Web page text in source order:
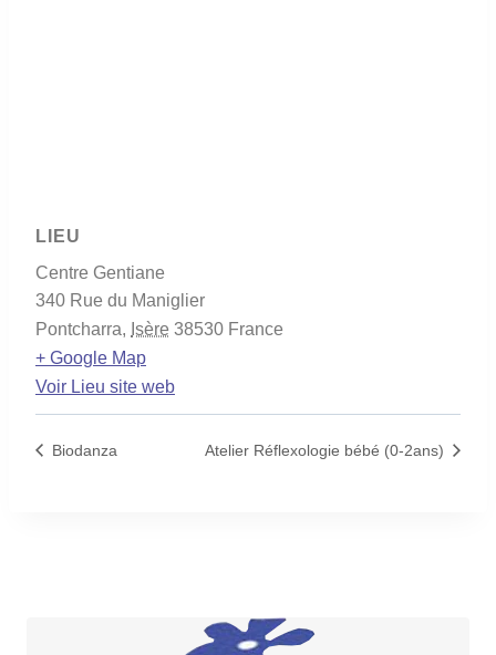
LIEU
Centre Gentiane
340 Rue du Maniglier
Pontcharra, Isère 38530 France
+ Google Map
Voir Lieu site web
Biodanza Atelier Réflexologie bébé (0-2ans)